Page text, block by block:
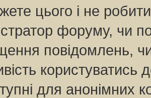
цього і не
форуму, чи
повідомлень,
користуватись
для анонімних